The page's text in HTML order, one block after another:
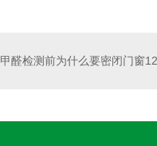
甲醛检测前为什么要密闭门窗